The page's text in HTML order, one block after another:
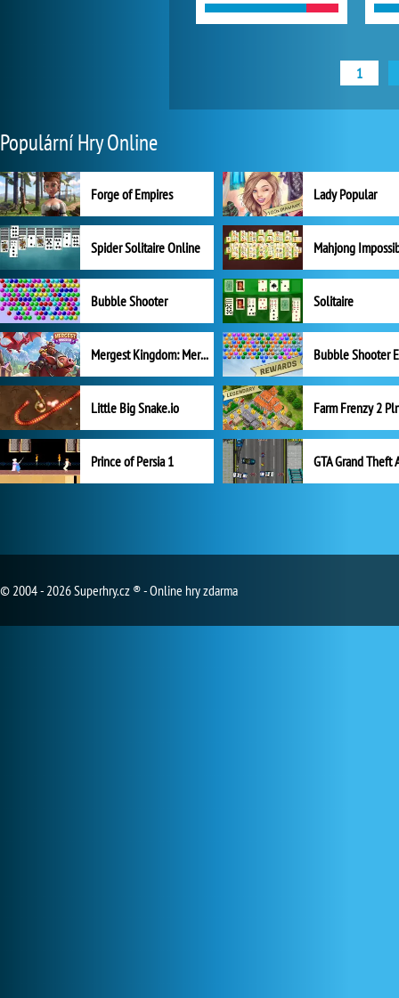
1
Populární Hry Online
Forge of Empires Lady Popular
Spider Solitaire Online Mahjong
Bubble Shooter Solitaire
Mergest Kingdom: Merge Puzzle
Little Big Snake.io
Prince of Persia 1 GTA Grand Theft
© 2004 - 2026 Superhry.cz ® - Online hry zdarma